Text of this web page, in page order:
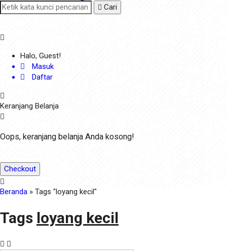
Cari
Halo, Guest!
Masuk
Daftar
Keranjang Belanja
Oops, keranjang belanja Anda kosong!
Checkout
Beranda » Tags "loyang kecil"
Tags loyang kecil